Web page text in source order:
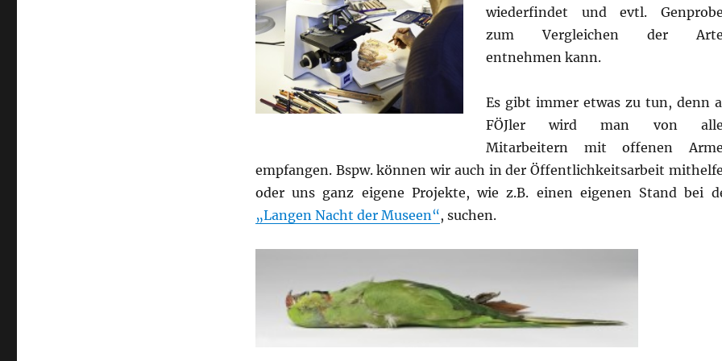
wiederfindet und evtl.
zum Vergleichen der
entnehmen kann.
Es gibt immer etwas zu tun, denn
FÖJler wird man von
Mitarbeitern mit offenen
empfangen. Bspw. können wir auch in der Öffentlichkeitsarbeit
oder uns ganz eigene Projekte, wie z.B. einen eigenen Stand bei
„Langen Nacht der Museen“, suchen.